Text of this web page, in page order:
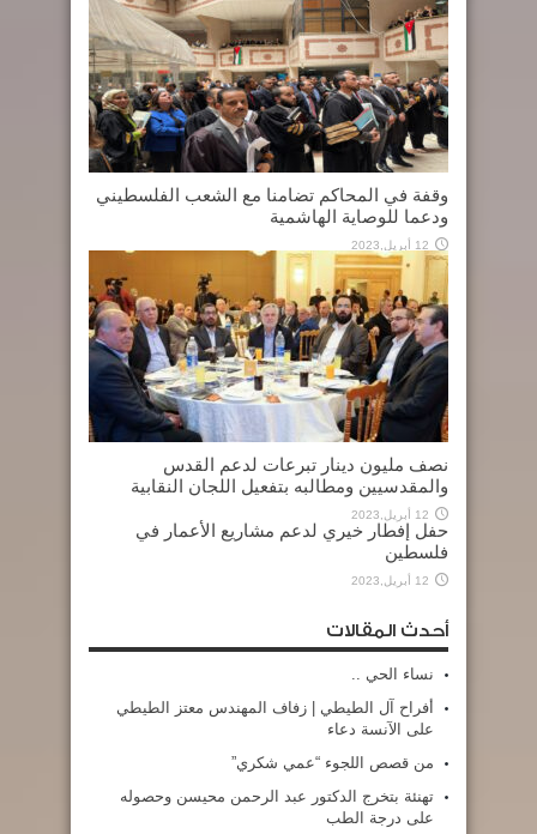
وقفة في المحاكم تضامنا مع الشعب الفلسطيني
ودعما للوصاية الهاشمية
12 أبريل,2023
نصف مليون دينار تبرعات لدعم القدس
والمقدسيين ومطالبه بتفعيل اللجان النقابية
12 أبريل,2023
حفل إفطار خيري لدعم مشاريع الأعمار في
فلسطين
12 أبريل,2023
أحدث المقالات
نساء الحي ..
أفراح آل الطيطي | زفاف المهندس معتز الطيطي
على الآنسة دعاء
من قصص اللجوء “عمي شكري”
تهنئة بتخرج الدكتور عبد الرحمن محيسن وحصوله
على درجة الطب